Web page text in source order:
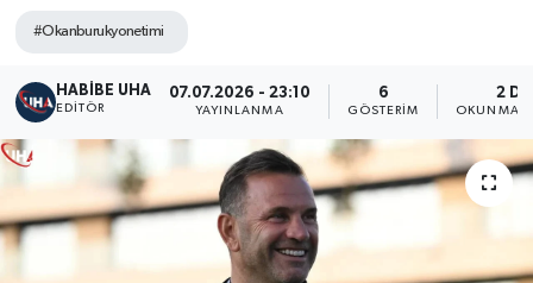
#Okanburukyonetimi
HABİBE UHA
EDITÖR
07.07.2026 - 23:10
YAYINLANMA
6
GÖSTERIM
2 DK
OKUNMA